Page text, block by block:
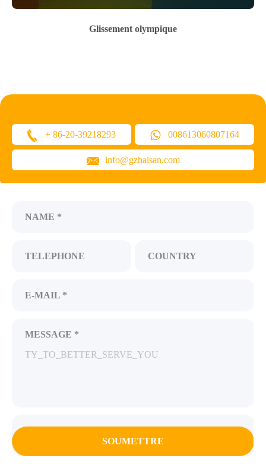
Glissement olympique
+ 86-20-39218293 008613060807164
info@gzhaisan.com
NAME *
TELEPHONE COUNTRY
E-MAIL *
MESSAGE *
SOUMETTRE